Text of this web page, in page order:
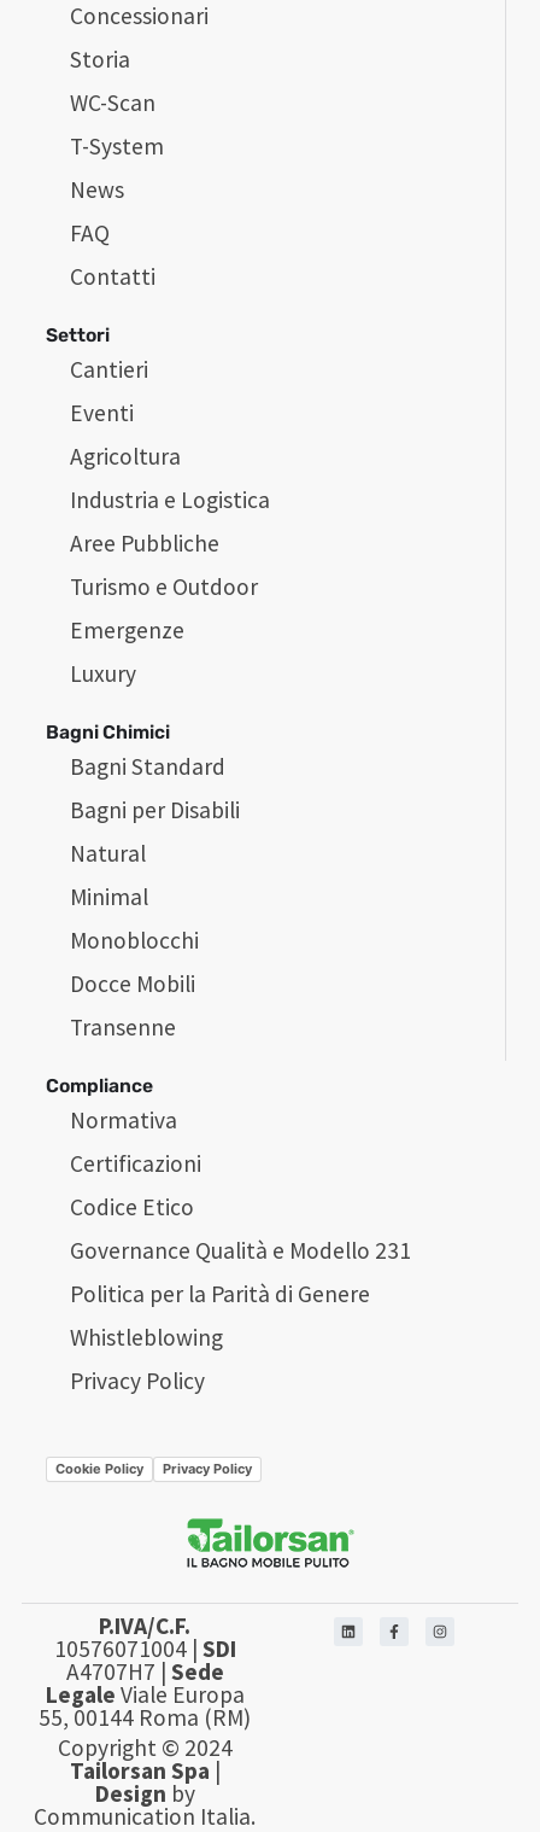
Concessionari
Storia
WC-Scan
T-System
News
FAQ
Contatti
Settori
Cantieri
Eventi
Agricoltura
Industria e Logistica
Aree Pubbliche
Turismo e Outdoor
Emergenze
Luxury
Bagni Chimici
Bagni Standard
Bagni per Disabili
Natural
Minimal
Monoblocchi
Docce Mobili
Transenne
Compliance
Normativa
Certificazioni
Codice Etico
Governance Qualità e Modello 231
Politica per la Parità di Genere
Whistleblowing
Privacy Policy
Cookie Policy Privacy Policy
P.IVA/C.F.
10576071004 | SDI
A4707H7 | Sede
Legale Viale Europa
55, 00144 Roma (RM)
Copyright © 2024
Tailorsan Spa |
Design by
Communication Italia.